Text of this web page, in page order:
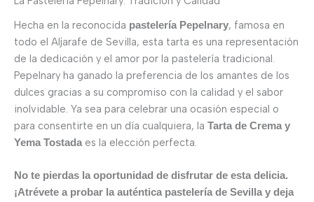
Hecha en la reconocida pastelería Pepelnary, famosa en
todo el Aljarafe de Sevilla, esta tarta es una representación
de la dedicación y el amor por la pastelería tradicional.
Pepelnary ha ganado la preferencia de los amantes de los
dulces gracias a su compromiso con la calidad y el sabor
inolvidable. Ya sea para celebrar una ocasión especial o
para consentirte en un día cualquiera, la Tarta de Crema y
Yema Tostada es la elección perfecta.
No te pierdas la oportunidad de disfrutar de esta delicia.
¡Atrévete a probar la auténtica pastelería de Sevilla y deja